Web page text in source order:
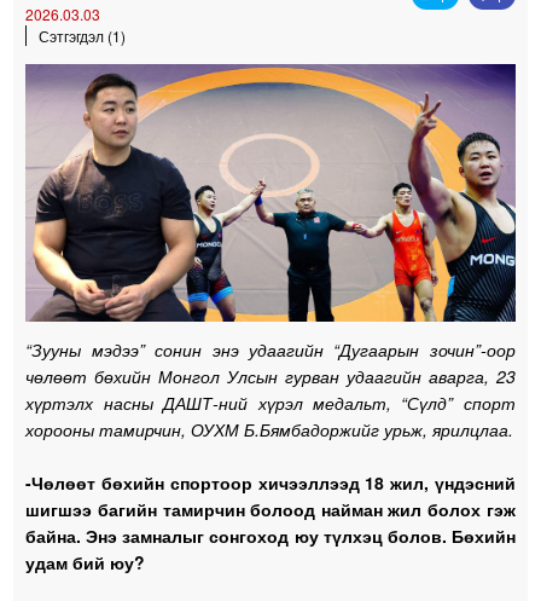
2026.03.03
Сэтгэгдэл (1)
“Зууны мэдээ” сонин энэ удаагийн “Дугаарын зочин”-оор
чөлөөт бөхийн Монгол Улсын гурван удаагийн аварга, 23
хүртэлх насны ДАШТ-ний хүрэл медальт, “Сүлд” спорт
хорооны тамирчин, ОУХМ Б.Бямбадоржийг урьж, ярилцлаа.
-Чөлөөт бөхийн спортоор хичээллээд 18 жил, үндэсний
шигшээ багийн тамирчин болоод найман жил болох гэж
байна. Энэ замналыг сонгоход юу түлхэц болов. Бөхийн
удам бий юу?